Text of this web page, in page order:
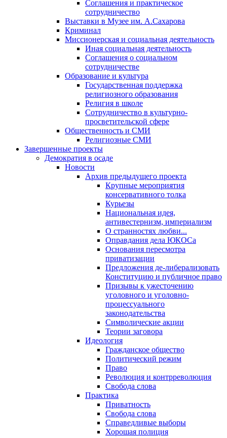
Соглашения и практическое
сотрудничество
Выставки в Музее им. А.Сахарова
Криминал
Миссионерская и социальная деятельность
Иная социальная деятельность
Соглашения о социальном
сотрудничестве
Образование и культура
Государственная поддержка
религиозного образования
Религия в школе
Сотрудничество в культурно-
просветительской сфере
Общественность и СМИ
Религиозные СМИ
Завершенные проекты
Демократия в осаде
Новости
Архив предыдущего проекта
Крупные мероприятия
консервативного толка
Курьезы
Национальная идея,
антивестернизм, империализм
О странностях любви...
Оправдания дела ЮКОСа
Основания пересмотра
приватизации
Предложения де-либерализовать
Конституцию и публичное право
Призывы к ужесточению
уголовного и уголовно-
процессуального
законодательства
Символические акции
Теории заговора
Идеология
Гражданское общество
Политический режим
Право
Революция и контрреволюция
Свобода слова
Практика
Приватность
Свобода слова
Справедливые выборы
Хорошая полиция